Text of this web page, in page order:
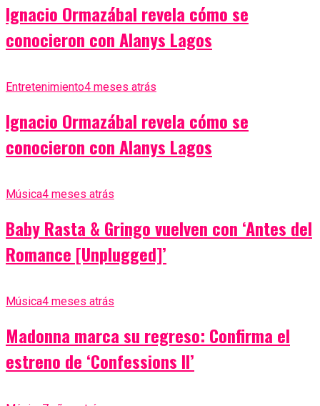
Ignacio Ormazábal revela cómo se
conocieron con Alanys Lagos
Entretenimiento4 meses atrás
Ignacio Ormazábal revela cómo se
conocieron con Alanys Lagos
Música4 meses atrás
Baby Rasta & Gringo vuelven con ‘Antes del
Romance [Unplugged]’
Música4 meses atrás
Madonna marca su regreso: Confirma el
estreno de ‘Confessions II’